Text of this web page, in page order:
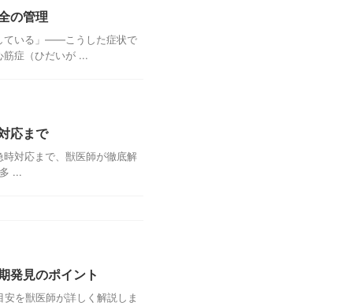
の管理
ている」――こうした症状で
筋症（ひだいが ...
応まで
対応まで、獣医師が徹底解
...
発見のポイント
を獣医師が詳しく解説しま